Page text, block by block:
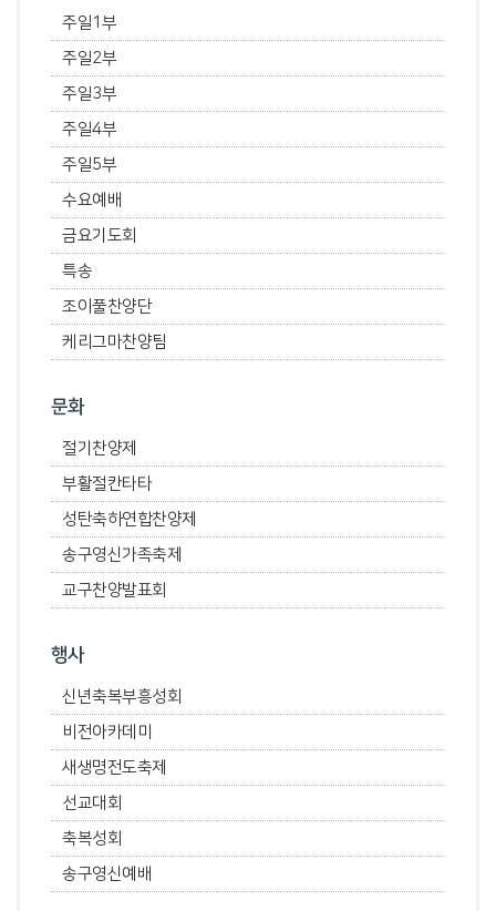
주일1부
주일2부
주일3부
주일4부
주일5부
수요예배
금요기도회
특송
조이풀찬양단
케리그마찬양팀
문화
절기찬양제
부활절칸타타
성탄축하연합찬양제
송구영신가족축제
교구찬양발표회
행사
신년축복부흥성회
비전아카데미
새생명전도축제
선교대회
축복성회
송구영신예배